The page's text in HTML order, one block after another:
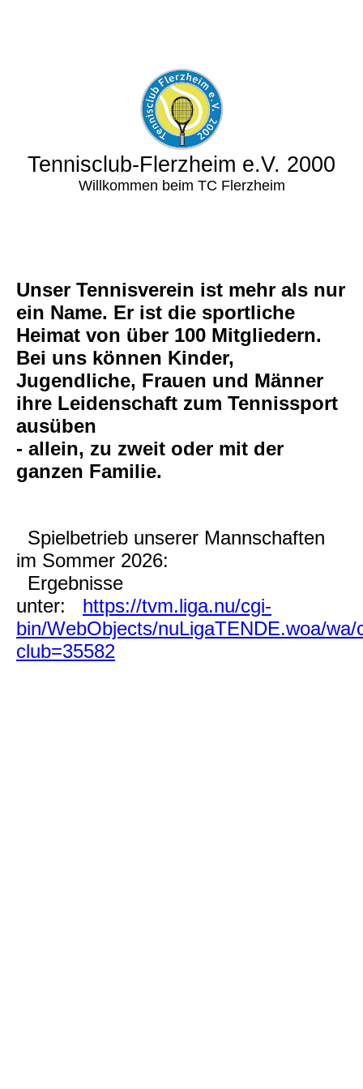
Tennisclub-Flerzheim e.V. 2000
Willkommen beim TC Flerzheim
Unser Tennisverein ist mehr als nur
ein Name. Er ist die sportliche
Heimat von über 100 Mitgliedern.
Bei uns können Kinder,
Jugendliche, Frauen und Männer
ihre Leidenschaft zum Tennissport
ausüben
- allein, zu zweit oder mit der
ganzen Familie.
Spielbetrieb unserer Mannschaften
im Sommer 2026:
Ergebnisse
unter:
https://tvm.liga.nu/cgi-
bin/WebObjects/nuLigaTENDE.woa/wa/
club=35582